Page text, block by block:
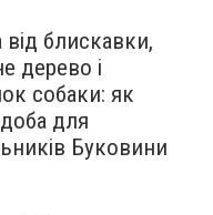
блискавки,
дерево і
собаки: як
для
Буковини